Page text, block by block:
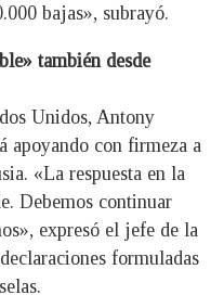
bajas», subrayó.
también desde
Unidos, Antony
apoyando con firmeza a
«La respuesta en la
Debemos continuar
expresó el jefe de la
formuladas